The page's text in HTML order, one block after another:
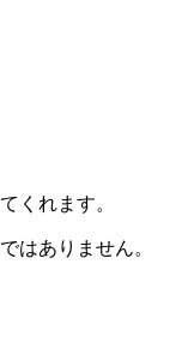
くれます。
はありません。